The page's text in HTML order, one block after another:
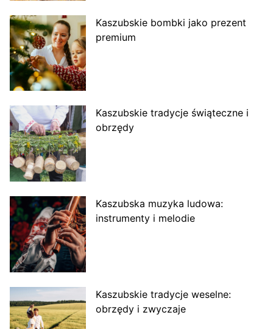
Kaszubskie bombki jako prezent
premium
Kaszubskie tradycje świąteczne i
obrzędy
Kaszubska muzyka ludowa:
instrumenty i melodie
Kaszubskie tradycje weselne:
obrzędy i zwyczaje